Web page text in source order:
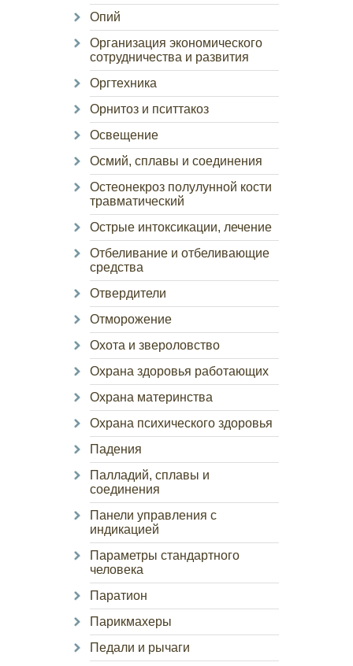
Опий
Организация экономического
сотрудничества и развития
Оргтехника
Орнитоз и пситтакоз
Освещение
Осмий, сплавы и соединения
Остеонекроз полулунной кости
травматический
Острые интоксикации, лечение
Отбеливание и отбеливающие
средства
Отвердители
Отморожение
Охота и звероловство
Охрана здоровья работающих
Охрана материнства
Охрана психического здоровья
Падения
Палладий, сплавы и
соединения
Панели управления с
индикацией
Параметры стандартного
человека
Паратион
Парикмахеры
Педали и рычаги